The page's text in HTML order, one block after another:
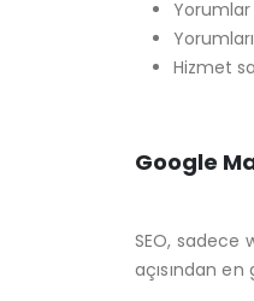
Yorumlar
Hizmet
Google
SEO, sadece
açısından